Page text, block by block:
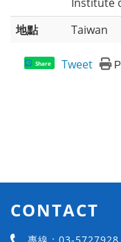
地點
Taiwan
Share Tweet
CONTACT